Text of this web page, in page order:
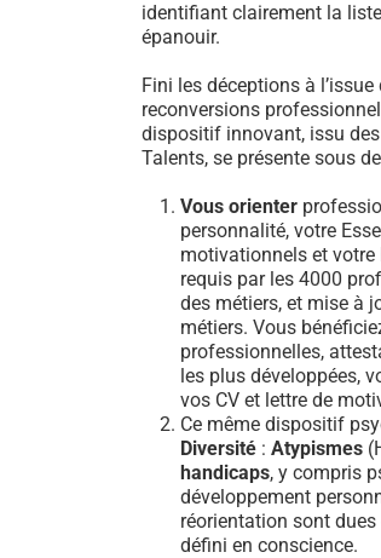
identifiant clairement la
épanouir.
Fini les déceptions à
reconversions
dispositif innovant, issu
Talents, se présente sous
Vous orienter
personnalité, votre
motivationnels et
requis par les 4000
des métiers, et mise à
métiers. Vous
professionnelles,
les plus développées,
vos CV et lettre de
Ce même dispositif
Diversité : Atypismes
handicaps, y compris
développement
réorientation sont
défini en conscience.